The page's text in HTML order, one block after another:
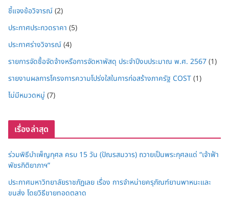
ชี้แจงข้อวิจารณ์(2)
ประกาศประกวดราคา (5)
ประกาศร่างวิจารณ์(4)
รายการจัดซื้อจัดจ้างหรือการจัดหาพัสดุ ประจำปีงบประมาณ พ.ศ. 2567(1)
รายงานผลการโครงการความโปร่งใสในการก่อสร้างภาครัฐ COST(1)
ไม่มีหมวดหมู่ (7)
เรื่องล่าสุด
ร่วมพิธีบำเพ็ญกุศล ครบ 15 วัน (ปัณรสมวาร) ถวายเป็นพระกุศลแด่ “เจ้าฟ้า
พัชรกิติยาภาฯ”
ประกาศมหาวิทยาลัยราชภัฏเลย เรื่อง การจำหน่ายครุภัณฑ์ยานพาหนะและ
ขนส่ง โดยวิธีขายทอดตลาด